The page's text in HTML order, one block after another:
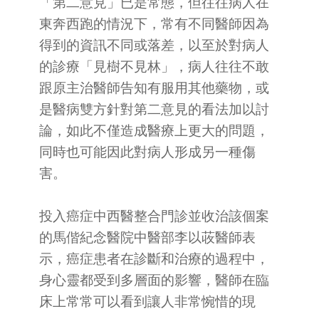
東奔西跑的情況下，常有不同醫師因為
得到的資訊不同或落差，以至於對病人
的診療「見樹不見林」，病人往往不敢
跟原主治醫師告知有服用其他藥物，或
是醫病雙方針對第二意見的看法加以討
論，如此不僅造成醫療上更大的問題，
同時也可能因此對病人形成另一種傷
害。
投入癌症中西醫整合門診並收治該個案
的馬偕紀念醫院中醫部李以荍醫師表
示，癌症患者在診斷和治療的過程中，
身心靈都受到多層面的影響，醫師在臨
床上常常可以看到讓人非常惋惜的現